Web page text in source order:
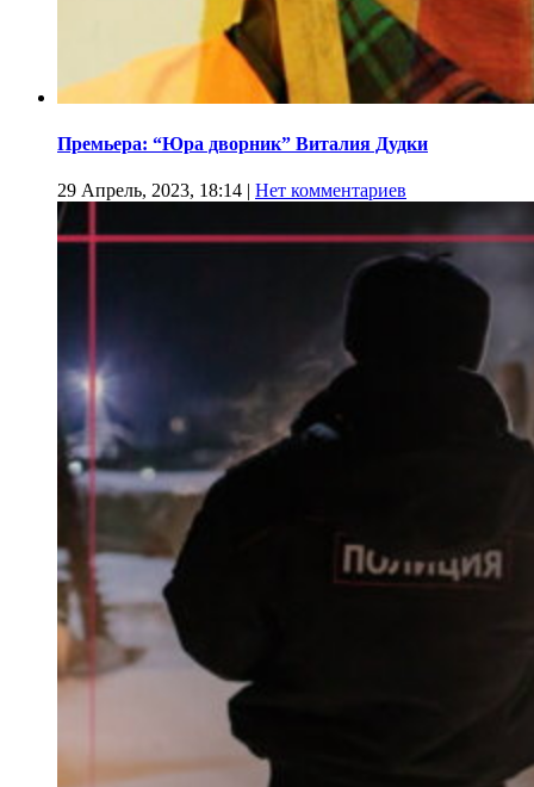
Премьера: “Юра дворник” Виталия Дудки
29 Апрель, 2023, 18:14 | Нет комментариев